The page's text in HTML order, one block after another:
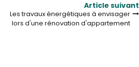
Article suivant
Les travaux énergétiques à envisager
lors d'une rénovation d'appartement